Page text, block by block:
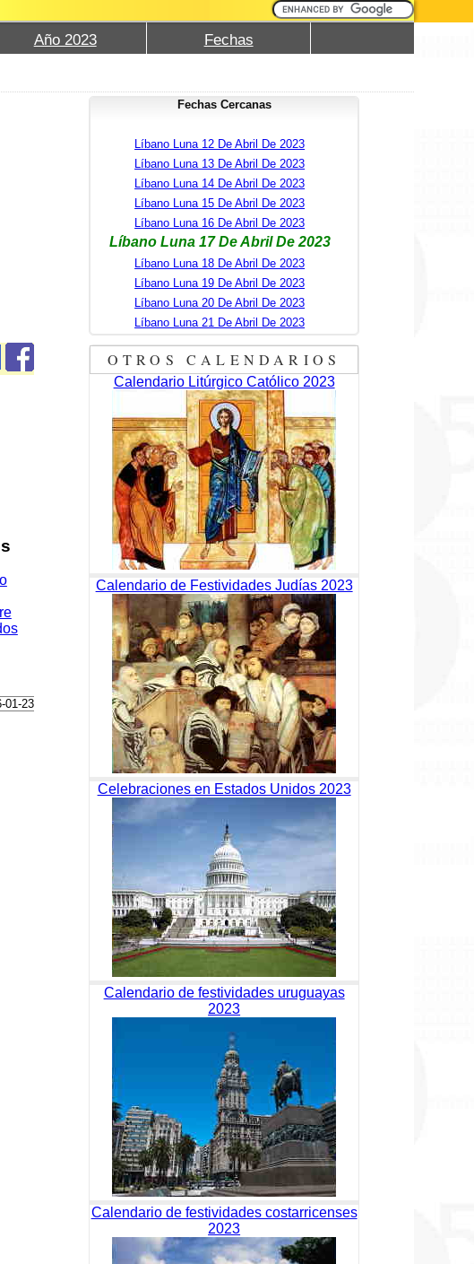
Año 2023 Fechas
01-23
Fechas Cercanas
Líbano Luna 12 De Abril De 2023
Líbano Luna 13 De Abril De 2023
Líbano Luna 14 De Abril De 2023
Líbano Luna 15 De Abril De 2023
Líbano Luna 16 De Abril De 2023
Líbano Luna 17 De Abril De 2023
Líbano Luna 18 De Abril De 2023
Líbano Luna 19 De Abril De 2023
Líbano Luna 20 De Abril De 2023
Líbano Luna 21 De Abril De 2023
OTROS CALENDARIOS
Calendario Litúrgico Católico 2023
Calendario de Festividades Judías 2023
Celebraciones en Estados Unidos 2023
Calendario de festividades uruguayas
2023
Calendario de festividades costarricenses
2023